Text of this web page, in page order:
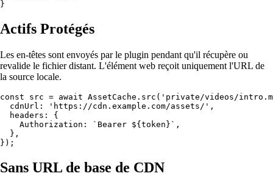
Actifs Protégés
Les en-têtes sont envoyés par le plugin pendant qu'il récupère ou
revalide le fichier distant. L'élément web reçoit uniquement l'URL de
la source locale.
const src = await AssetCache.src('private/videos/
  cdnUrl: 'https://cdn.example.com/assets/',
  headers: {
    Authorization: `Bearer ${token}`,
  },
Sans URL de base de CDN